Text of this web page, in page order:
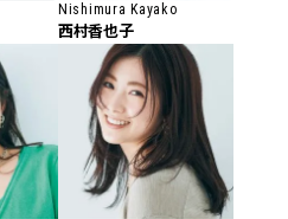
Nishimura Kayako
西村香也子